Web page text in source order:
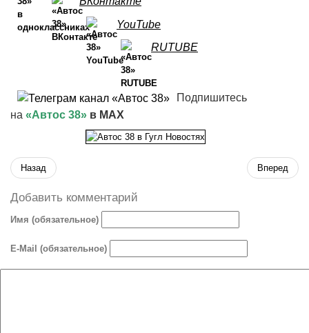
YouTube
RUTUBE
Подпишитесь
на «Автос 38» в MAX
Назад Вперед
Добавить комментарий
Имя (обязательное)
E-Mail (обязательное)